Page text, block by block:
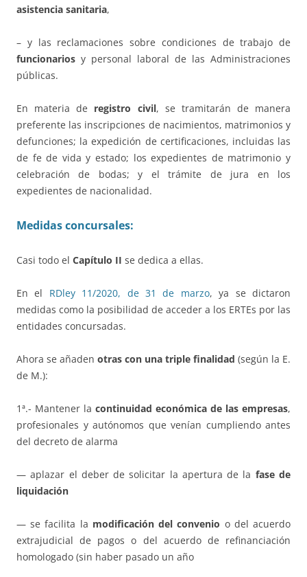
asistencia sanitaria,
– y las reclamaciones sobre condiciones de trabajo de
funcionarios y personal laboral de las Administraciones
públicas.
En materia de registro civil, se tramitarán de manera
preferente las inscripciones de nacimientos, matrimonios y
defunciones; la expedición de certificaciones, incluidas las
de fe de vida y estado; los expedientes de matrimonio y
celebración de bodas; y el trámite de jura en los
expedientes de nacionalidad.
Medidas concursales:
Casi todo el Capítulo II se dedica a ellas.
En el RDley 11/2020, de 31 de marzo, ya se dictaron
medidas como la posibilidad de acceder a los ERTEs por las
entidades concursadas.
Ahora se añaden otras con una triple finalidad (según la E.
de M.):
1ª.- Mantener la continuidad económica de las empresas,
profesionales y autónomos que venían cumpliendo antes
del decreto de alarma
— aplazar el deber de solicitar la apertura de la fase de
liquidación
— se facilita la modificación del convenio o del acuerdo
extrajudicial de pagos o del acuerdo de refinanciación
homologado (sin haber pasado un año